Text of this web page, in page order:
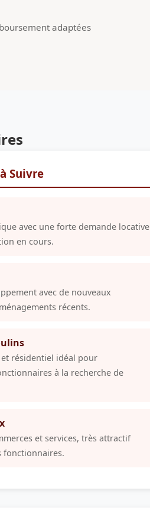
adaptées
Suivre
avec une forte demande locative
en cours.
avec de nouveaux
récents.
résidentiel idéal pour
à la recherche de
et services, très attractif
fonctionnaires.